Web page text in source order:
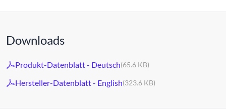
Downloads
Produkt-Datenblatt - Deutsch(65.6 KB)
Hersteller-Datenblatt - English(323.6 KB)